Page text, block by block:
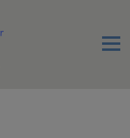
Menu